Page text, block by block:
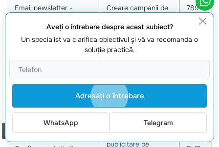
Email newsletter -
Creare campanii de
789
EUR
Publicitate
FB|INSTAGRAM Ads -
Setare campanii
publicitare
sociale
200
Publicitate banner Viber
publicitate pe Viber
EUR
DezvoltareaLanding
Pagepe Wordpress
Crearea unei pagini
de destinație
1560
EUR
Publicitate Youtube -
Setarecampanii
publicitarepe
200
Aveţi o întrebare despre acest subiect?
Un specialist va clarifica obiectivul şi vă va recomanda o
soluţie practică.
Adresaţi o întrebare
WhatsApp Telegram
Comanda un apel